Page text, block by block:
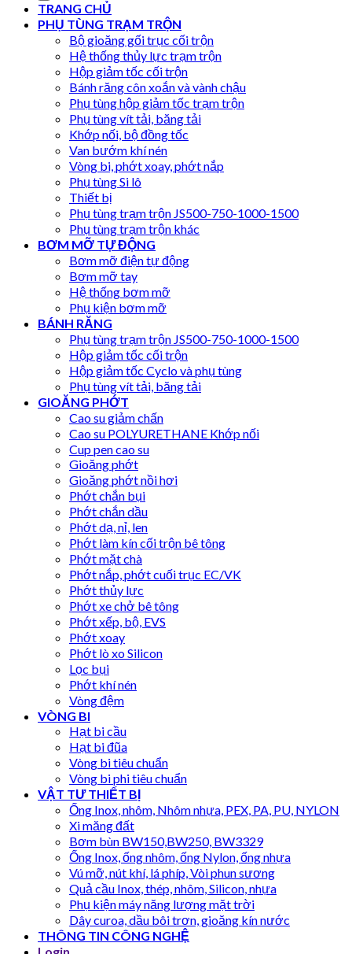
TRANG CHỦ
PHỤ TÙNG TRẠM TRỘN
Bộ gioăng gối trục cối trộn
Hệ thống thủy lực trạm trộn
Hộp giảm tốc cối trộn
Bánh răng côn xoắn và vành chậu
Phụ tùng hộp giảm tốc trạm trộn
Phụ tùng vít tải, băng tải
Khớp nối, bộ đồng tốc
Van bướm khí nén
Vòng bi, phớt xoay, phớt nắp
Phụ tùng Si lô
Thiết bị
Phụ tùng trạm trộn JS500-750-1000-1500
Phụ tùng trạm trộn khác
BƠM MỠ TỰ ĐỘNG
Bơm mỡ điện tự động
Bơm mỡ tay
Hệ thống bơm mỡ
Phụ kiện bơm mỡ
BÁNH RĂNG
Phụ tùng trạm trộn JS500-750-1000-1500
Hộp giảm tốc cối trộn
Hộp giảm tốc Cyclo và phụ tùng
Phụ tùng vít tải, băng tải
GIOĂNG PHỚT
Cao su giảm chấn
Cao su POLYURETHANE Khớp nối
Cup pen cao su
Gioăng phớt
Gioăng phớt nồi hơi
Phớt chắn bụi
Phớt chắn dầu
Phớt dạ, nỉ, len
Phớt làm kín cối trộn bê tông
Phớt mặt chà
Phớt nắp, phớt cuối trục EC/VK
Phớt thủy lực
Phớt xe chở bê tông
Phớt xếp, bộ, EVS
Phớt xoay
Phớt lò xo Silicon
Lọc bụi
Phớt khí nén
Vòng đệm
VÒNG BI
Hạt bi cầu
Hạt bi đũa
Vòng bi tiêu chuẩn
Vòng bi phi tiêu chuẩn
VẬT TƯ THIẾT BỊ
Ống Inox, nhôm, Nhôm nhựa, PEX, PA, PU, NYLON
Xi măng đất
Bơm bùn BW150,BW250, BW3329
Ống Inox, ống nhôm, ống Nylon, ống nhựa
Vú mỡ, nút khí, lá phíp, Vòi phun sương
Quả cầu Inox, thép, nhôm, Silicon, nhựa
Phụ kiện máy năng lượng mặt trời
Dây curoa, dầu bôi trơn, gioăng kín nước
THÔNG TIN CÔNG NGHỆ